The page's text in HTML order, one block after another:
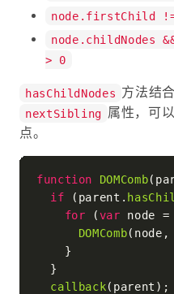
node.firstChild
node.childNodes
> 0
hasChildNodes 方法结合
nextSibling 属性，可
点。
function DOMComb(
if (parent.
for (var node
DOMComb
    }
  }
callback(parent);